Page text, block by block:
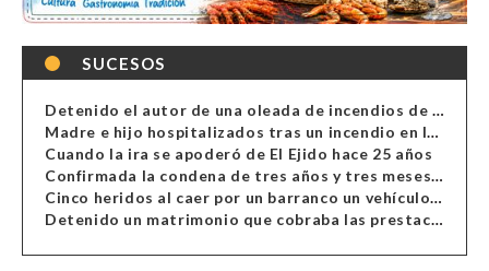
SUCESOS
Detenido el autor de una oleada de incendios de contenedores en Almería
Madre e hijo hospitalizados tras un incendio en la cocina de una vivienda en Almería
Cuando la ira se apoderó de El Ejido hace 25 años
Confirmada la condena de tres años y tres meses al hombre de Antas acusado de xenofobia
Cinco heridos al caer por un barranco un vehículo en Alcolea
Detenido un matrimonio que cobraba las prestaciones de ilegales en Almería, Granada, Málaga, Huelva y Murcia